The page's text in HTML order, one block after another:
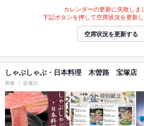
カレンダーの更新に失敗しま
下記ボタンを押して空席状況を更新し
空席状況を更新する
しゃぶしゃぶ・日本料理 木曽路 宝塚店
和食 逆瀬川